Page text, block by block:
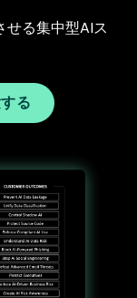
せる集中型AIス
る